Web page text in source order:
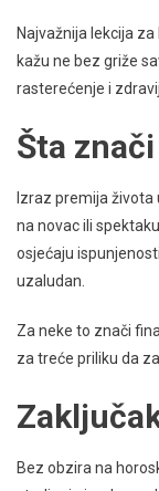
Najvažnija lekcija
kažu ne bez griže
rasterećenje i
Šta
Izraz premija života
na novac ili
osjećaju
uzaludan.
Za neke to znači
za treće priliku da
Bez obzira na